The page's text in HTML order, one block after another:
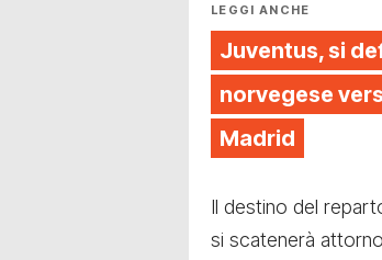
LEGGI ANCHE
Juventus, si
norvegese
Madrid
Il destino del
si scatenerà